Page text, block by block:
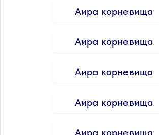
Аира корневища
Аира корневища
Аира корневища
Аира корневища
Аира корневища